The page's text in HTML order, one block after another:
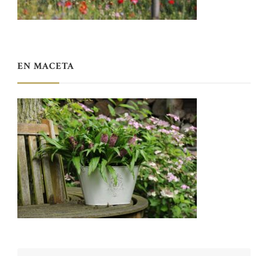
EN MACETA